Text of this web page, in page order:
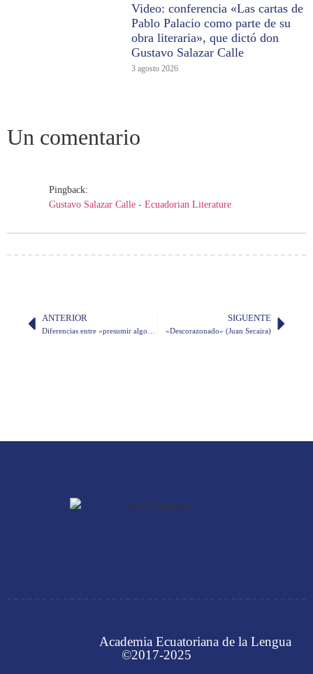
Video: conferencia «Las cartas de
Pablo Palacio como parte de su
obra literaria», que dictó don
Gustavo Salazar Calle
3 agosto 2026
Un comentario
Pingback:
Gustavo Salazar Calle - Ecuadorian Literature
ANTERIOR SIGUENTE
«Descorazonado» (Juan Secaira)
Academia Ecuatoriana de la Lengua
©2017-2025